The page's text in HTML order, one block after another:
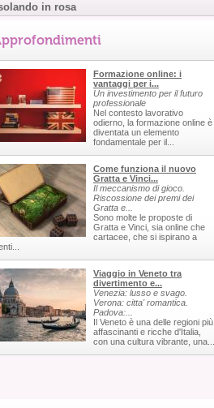
in rosa
Formazione online: i
vantaggi per i...
Un investimento per il futuro
professionale
Nel contesto lavorativo
odierno, la formazione online è
diventata un elemento
fondamentale per il...
Come funziona il nuovo
Gratta e Vinci...
Il meccanismo di gioco.
Riscossione dei premi dei
Gratta e...
Sono molte le proposte di
Gratta e Vinci, sia online che
cartacee, che si ispirano a
Viaggio in Veneto tra
divertimento e...
Venezia: lusso e svago.
Verona: citta' romantica.
Padova:...
Il Veneto è una delle regioni più
affascinanti e ricche d'Italia,
con una cultura vibrante, una...